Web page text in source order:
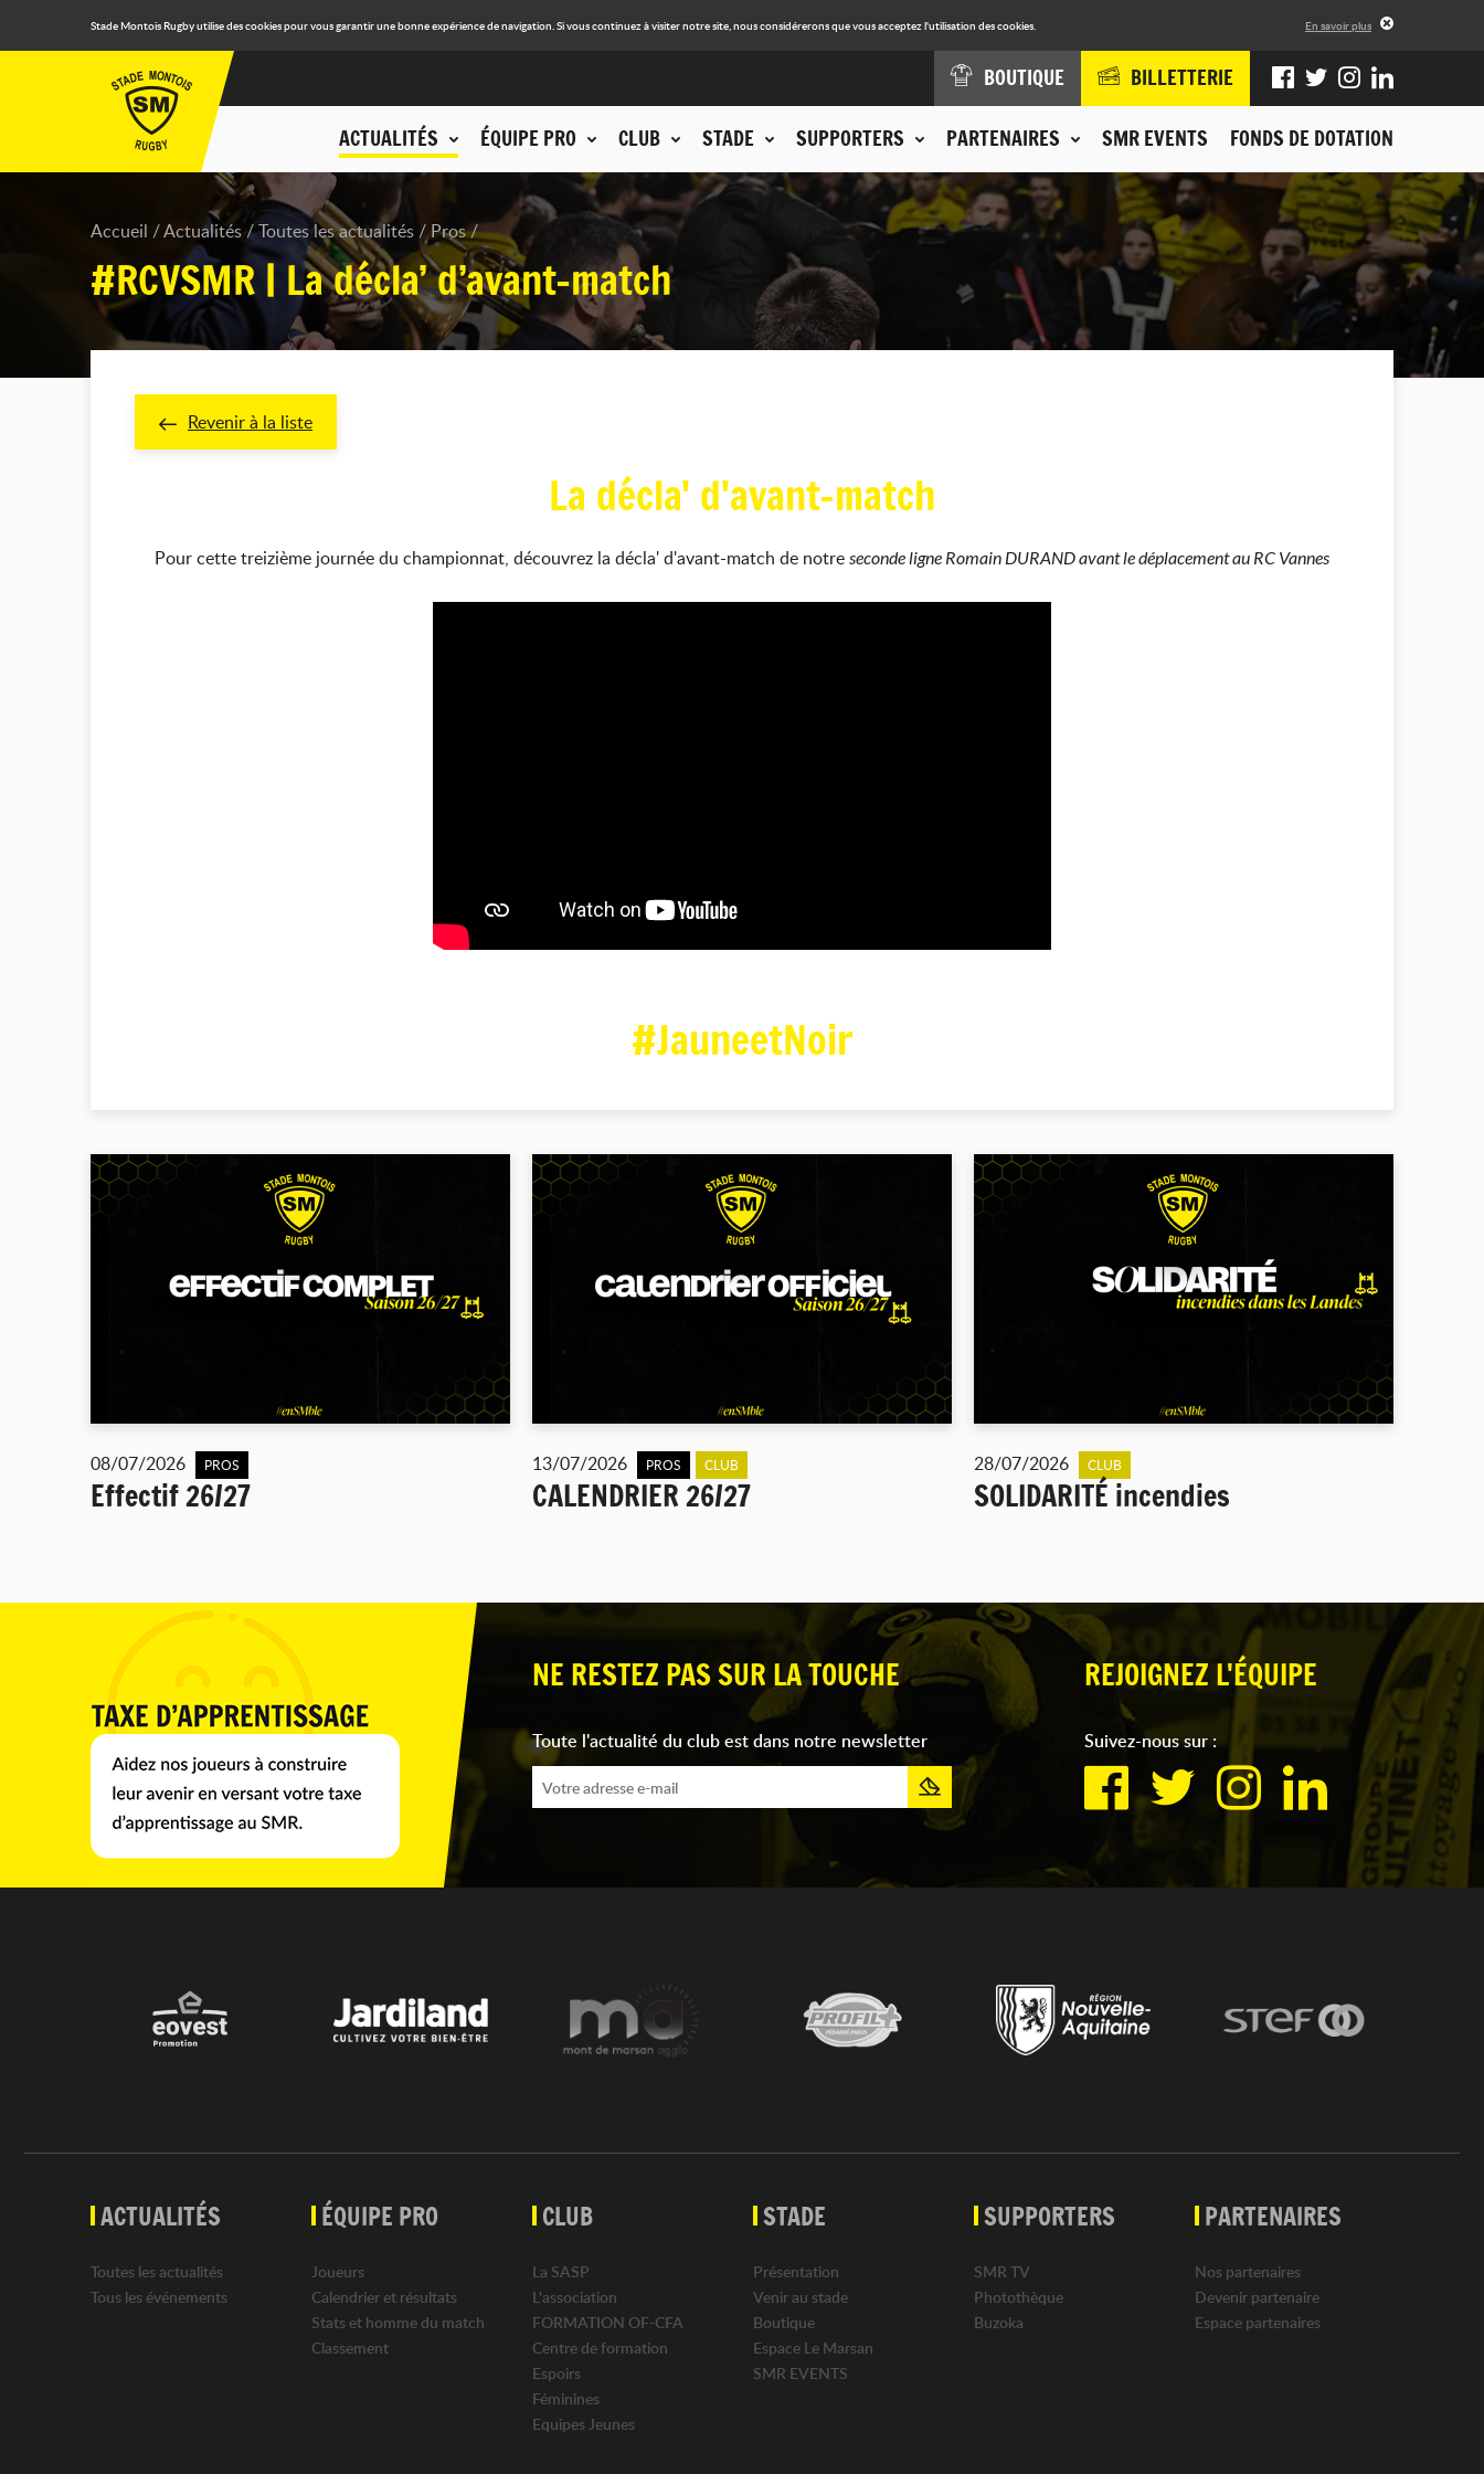
Stade Montois Rugby utilise des cookies pour vous garantir une bonne expérience de navigation. Si vous continuez à visiter notre site, nous considérerons que vous acceptez l'utilisation des cookies. En savoir plus
ACTUALITÉS ÉQUIPE PRO CLUB STADE SUPPORTERS PARTENAIRES SMR EVENTS FONDS DE DOTATION
BOUTIQUE BILLETTERIE
Accueil Actualités Toutes les actualités Pros
#RCVSMR | La décla’ d’avant-match
Revenir à la liste
La décla' d'avant-match
Pour cette treizième journée du championnat, découvrez la décla' d'avant-match de notre seconde ligne Romain DURAND avant le déplacement au RC Vannes
#JauneetNoir
08/07/2026 PROS
Effectif 26/27
13/07/2026 PROS CLUB
CALENDRIER 26/27
28/07/2026 CLUB
SOLIDARITÉ incendies
NE RESTEZ PAS SUR LA TOUCHE
Toute l'actualité du club est dans notre newsletter
REJOIGNEZ L'ÉQUIPE
Suivez-nous sur :
ACTUALITÉS
Toutes les actualités
Tous les événements
ÉQUIPE PRO
Joueurs
Calendrier et résultats
Stats et homme du match
Classement
CLUB
La SASP
L'association
FORMATION OF-CFA
Centre de formation
Espoirs
Féminines
Equipes Jeunes
STADE
Présentation
Venir au stade
Boutique
Espace Le Marsan
SMR EVENTS
SUPPORTERS
SMR TV
Photothèque
Buzoka
PARTENAIRES
Nos partenaires
Devenir partenaire
Espace partenaires